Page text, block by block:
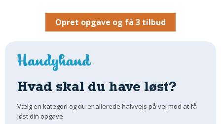
Reparationer
Om Materialer
Udskiftning Og Montage
Opret opgave og få 3 tilbud
Hvad skal du have løst?
Vælg en kategori og du er allerede halvvejs på vej mod at få
løst din opgave